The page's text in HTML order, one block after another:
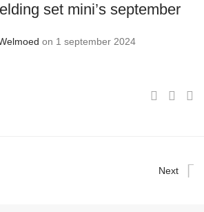
set mini’s september
on 1 september 2024
Next